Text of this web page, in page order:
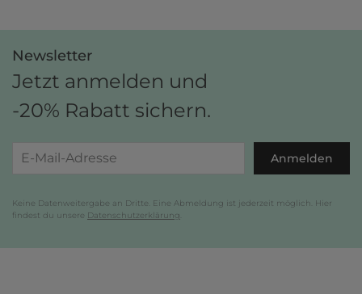
Newsletter
Jetzt anmelden und
-20% Rabatt sichern.
Anmelden
Keine Datenweitergabe an Dritte. Eine Abmeldung ist jederzeit möglich. Hier
findest du unsere Datenschutzerklärung